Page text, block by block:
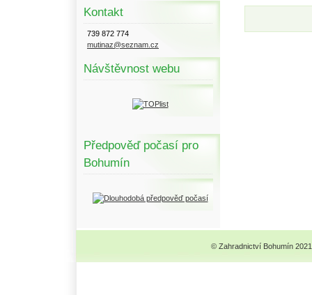
Kontakt
739 872 774
mutinaz@seznam.cz
Návštěvnost webu
Předpověď počasí pro
Bohumín
© Zahradnictví Bohumín